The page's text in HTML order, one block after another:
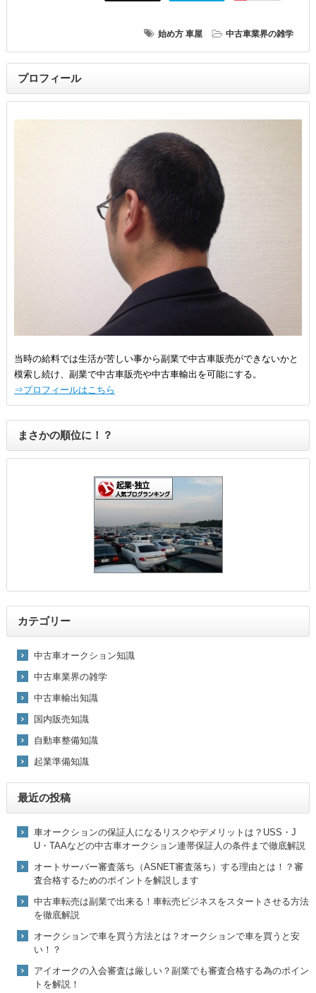
始め方 車屋 中古車業界の雑学
プロフィール
当時の給料では生活が苦しい事から副業で中古車販売ができないかと
模索し続け、副業で中古車販売や中古車輸出を可能にする。
⇒プロフィールはこちら
まさかの順位に！？
カテゴリー
中古車オークション知識
中古車業界の雑学
中古車輸出知識
国内販売知識
自動車整備知識
起業準備知識
最近の投稿
車オークションの保証人になるリスクやデメリットは？USS・J
U・TAAなどの中古車オークション連帯保証人の条件まで徹底解説
オートサーバー審査落ち（ASNET審査落ち）する理由とは！？審
査合格するためのポイントを解説します
中古車転売は副業で出来る！車転売ビジネスをスタートさせる方法
を徹底解説
オークションで車を買う方法とは？オークションで車を買うと安
い！？
アイオークの入会審査は厳しい？副業でも審査合格する為のポイン
トを解説！